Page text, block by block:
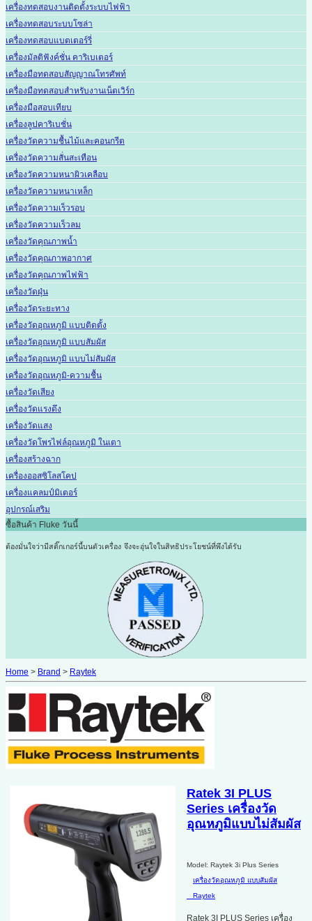
เครื่องทดสอบงานติดตั้งระบบไฟฟ้า
เครื่องทดสอบระบบโซล่า
เครื่องทดสอบแบตเตอร์รี่
เครื่องมัลติฟังค์ชั่น คาริเบเตอร์
เครื่องมือทดสอบสัญญาณโทรศัพท์
เครื่องมือทดสอบสำหรับงานเน็ตเวิร์ก
เครื่องมือสอบเทียบ
เครื่องลูปคาริเบชั่น
เครื่องวัดความชื้นไม้และคอนกรีต
เครื่องวัดความสั่นสะเทือน
เครื่องวัดความหนาผิวเคลือบ
เครื่องวัดความหนาเหล็ก
เครื่องวัดความเร็วรอบ
เครื่องวัดความเร็วลม
เครื่องวัดคุณภาพน้ำ
เครื่องวัดคุณภาพอากาศ
เครื่องวัดคุณภาพไฟฟ้า
เครื่องวัดฝุ่น
เครื่องวัดระยะทาง
เครื่องวัดอุณหภูมิ แบบติดตั้ง
เครื่องวัดอุณหภูมิ แบบสัมผัส
เครื่องวัดอุณหภูมิ แบบไม่สัมผัส
เครื่องวัดอุณหภูมิ-ความชื้น
เครื่องวัดเสียง
เครื่องวัดแรงดึง
เครื่องวัดแสง
เครื่องวัดโพรไฟล์อุณหภูมิ ในเตา
เครื่องสร้างฉาก
เครื่องออสซิโลสโคป
เครื่องแคลมป์มิเตอร์
อุปกรณ์เสริม
ซื้อสินค้า Fluke วันนี้
ต้องมั่นใจว่ามีสติ๊กเกอร์นี้บนตัวเครื่อง จึงจะอุ่นใจในสิทธิประโยชน์ที่พึงได้รับ
Home > Brand > Raytek
Ratek 3I PLUS
Series เครื่องวัด
อุณหภูมิแบบไม่สัมผัส
Model: Raytek 3i Plus Series
เครื่องวัดอุณหภูมิ แบบสัมผัส
Raytek
Ratek 3I PLUS Series เครื่อง